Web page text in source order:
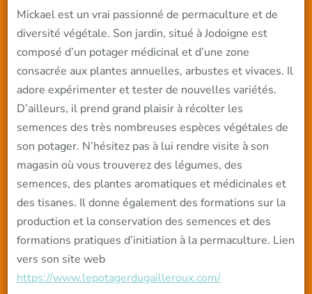
Mickael est un vrai passionné de permaculture et de
diversité végétale. Son jardin, situé à Jodoigne est
composé d’un potager médicinal et d’une zone
consacrée aux plantes annuelles, arbustes et vivaces. Il
adore expérimenter et tester de nouvelles variétés.
D’ailleurs, il prend grand plaisir à récolter les
semences des très nombreuses espèces végétales de
son potager. N’hésitez pas à lui rendre visite à son
magasin où vous trouverez des légumes, des
semences, des plantes aromatiques et médicinales et
des tisanes. Il donne également des formations sur la
production et la conservation des semences et des
formations pratiques d’initiation à la permaculture. Lien
vers son site web
https://www.lepotagerdugailleroux.com/